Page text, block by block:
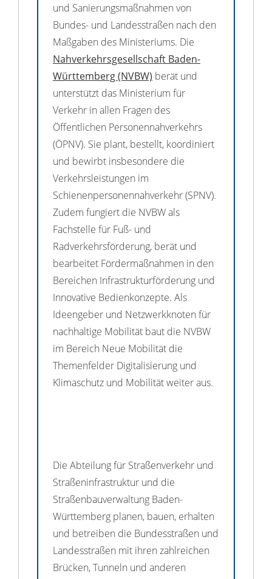
und Sanierungsmaßnahmen von
Bundes- und Landesstraßen nach den
Maßgaben des Ministeriums. Die
Nahverkehrsgesellschaft Baden-
Württemberg (NVBW) berät und
unterstützt das Ministerium für
Verkehr in allen Fragen des
Öffentlichen Personennahverkehrs
(ÖPNV). Sie plant, bestellt, koordiniert
und bewirbt insbesondere die
Verkehrsleistungen im
Schienenpersonennahverkehr (SPNV).
Zudem fungiert die NVBW als
Fachstelle für Fuß- und
Radverkehrsförderung, berät und
bearbeitet Fördermaßnahmen in den
Bereichen Infrastrukturförderung und
Innovative Bedienkonzepte. Als
Ideengeber und Netzwerkknoten für
nachhaltige Mobilität baut die NVBW
im Bereich Neue Mobilität die
Themenfelder Digitalisierung und
Klimaschutz und Mobilität weiter aus.
Die Abteilung für Straßenverkehr und
Straßeninfrastruktur und die
Straßenbauverwaltung Baden-
Württemberg planen, bauen, erhalten
und betreiben die Bundesstraßen und
Landesstraßen mit ihren zahlreichen
Brücken, Tunneln und anderen